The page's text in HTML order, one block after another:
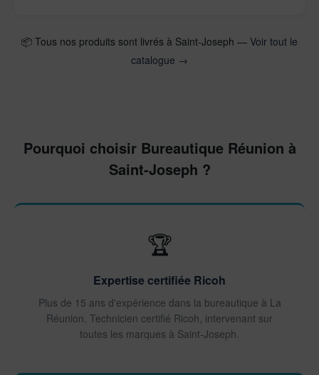
📦 Tous nos produits sont livrés à Saint-Joseph — Voir tout le
catalogue →
Pourquoi choisir Bureautique Réunion à
Saint-Joseph ?
🏆
Expertise certifiée Ricoh
Plus de 15 ans d'expérience dans la bureautique à La
Réunion. Technicien certifié Ricoh, intervenant sur
toutes les marques à Saint-Joseph.